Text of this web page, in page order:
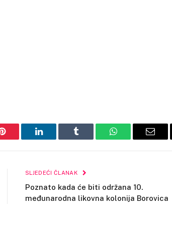
Pinterest LinkedIn Tumblr WhatsAppEmail
SLJEDEĆI ČLANAK
Poznato kada će biti održana 10.
međunarodna likovna kolonija Borovica